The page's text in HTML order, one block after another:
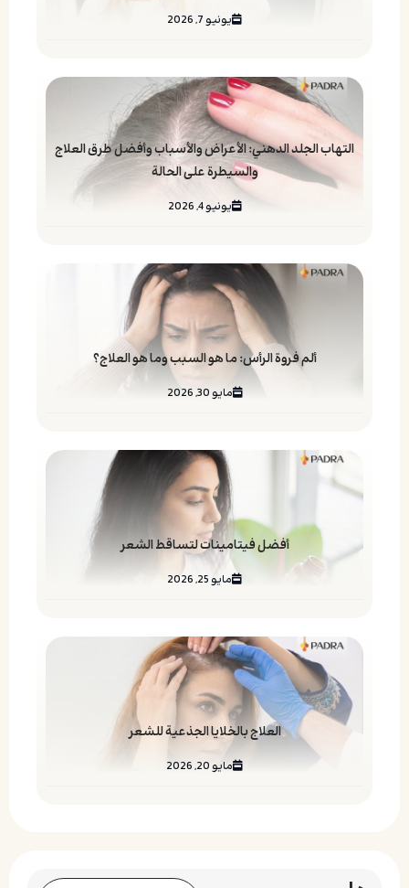
يونيو 7, 2026
التهاب الجلد الدهني: الأعراض والأسباب وأفضل طرق العلاج
والسيطرة على الحالة
يونيو 4, 2026
ألم فروة الرأس: ما هو السبب وما هو العلاج؟
مايو 30, 2026
أفضل فيتامينات لتساقط الشعر
مايو 25, 2026
العلاج بالخلايا الجذعية للشعر
مايو 20, 2026